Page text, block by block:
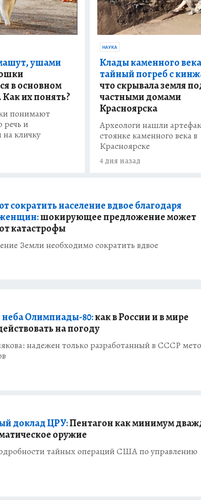
ушами
в основном
их понять?
понимают
речь и
кличку
НАУКА
Клады каменного
тайный погреб с
что скрывала земля
частными домами
Красноярска
Археологи нашли
стоянке каменного века в
Красноярске
4 дня назад
сократить население вдвое благодаря
шокирующее предложение может
катастрофы
Земли необходимо сократить вдвое
неба Олимпиады-80:как в России и в мире
на погоду
надежен только разработанный в СССР
доклад ЦРУ:Пентагон как минимум
оружие
тайных операций США по управлению